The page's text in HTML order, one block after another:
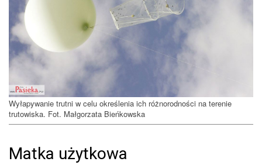
Wyłapywanie trutni w celu określenia ich różnorodności na terenie
trutowiska. Fot. Małgorzata Bieńkowska
Matka użytkowa